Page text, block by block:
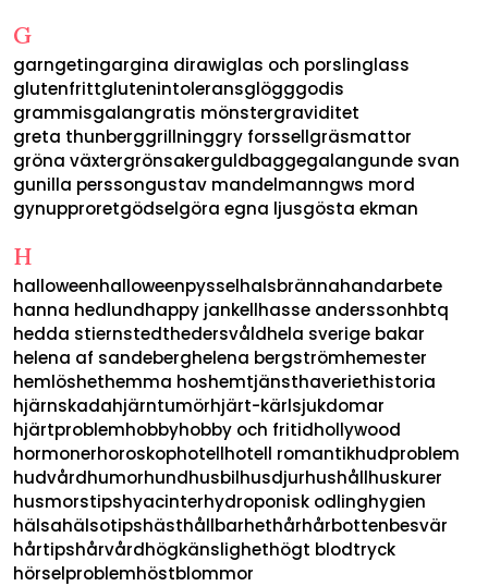
G
garngetingargina dirawiglas och porslinglass
glutenfrittglutenintoleransglögggodis
grammisgalangratis mönstergraviditet
greta thunberggrillninggry forssellgräsmattor
gröna växtergrönsakerguldbaggegalangunde svan
gunilla perssongustav mandelmanngws mord
gynupproretgödselgöra egna ljusgösta ekman
H
halloweenhalloweenpysselhalsbrännahandarbete
hanna hedlundhappy jankellhasse anderssonhbtq
hedda stiernstedthedersvåldhela sverige bakar
helena af sandeberghelena bergströmhemester
hemlöshethemma hoshemtjänsthaveriethistoria
hjärnskadahjärntumörhjärt-kärlsjukdomar
hjärtproblemhobbyhobby och fritidhollywood
hormonerhoroskophotellhotell romantikhudproblem
hudvårdhumorhundhusbilhusdjurhushållhuskurer
husmorstipshyacinterhydroponisk odlinghygien
hälsahälsotipshästhållbarhethårhårbottenbesvär
hårtipshårvårdhögkänslighethögt blodtryck
hörselproblemhöstblommor